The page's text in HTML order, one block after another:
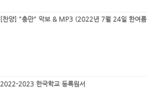
[찬양]
2022-2023 한국학교 등록원서